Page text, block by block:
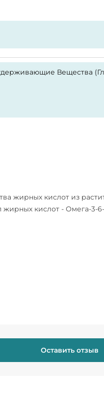
Вещества
жирных кислот из
жирных кислот - Омега-3-
Оставить отзыв